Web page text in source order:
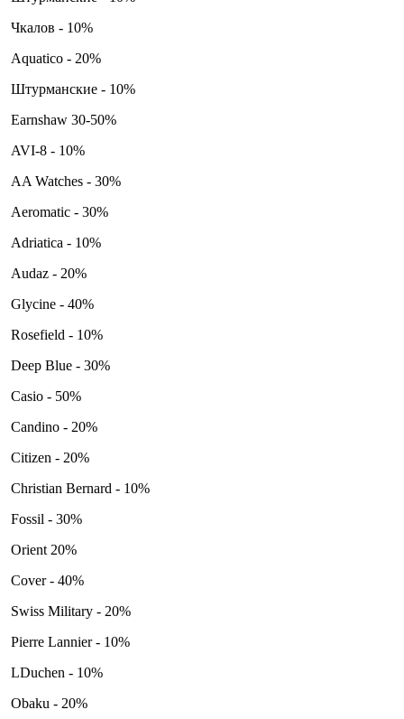
Чкалов - 10%
Aquatico - 20%
Штурманские - 10%
Earnshaw 30-50%
AVI-8 - 10%
AA Watches - 30%
Aeromatic - 30%
Adriatica - 10%
Audaz - 20%
Glycine - 40%
Rosefield - 10%
Deep Blue - 30%
Casio - 50%
Candino - 20%
Citizen - 20%
Christian Bernard - 10%
Fossil - 30%
Orient 20%
Cover - 40%
Swiss Military - 20%
Pierre Lannier - 10%
LDuchen - 10%
Obaku - 20%